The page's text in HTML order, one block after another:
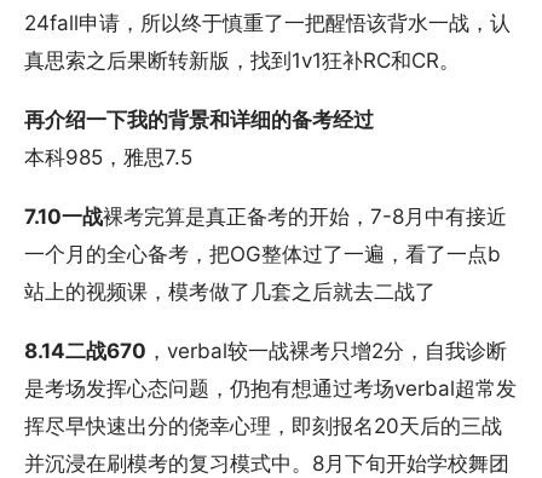
24fall申请，所以终于慎重了一把醒悟该背水一战，认
真思索之后果断转新版，找到1v1狂补RC和CR。
再介绍一下我的背景和详细的备考经过
本科985，雅思7.5
7.10一战裸考完算是真正备考的开始，7-8月中有接近
一个月的全心备考，把OG整体过了一遍，看了一点b
站上的视频课，模考做了几套之后就去二战了
8.14二战670 ，verbal较一战裸考只增2分，自我诊断
是考场发挥心态问题，仍抱有想通过考场verbal超常发
挥尽早快速出分的侥幸心理，即刻报名20天后的三战
并沉浸在刷模考的复习模式中。8月下旬开始学校舞团